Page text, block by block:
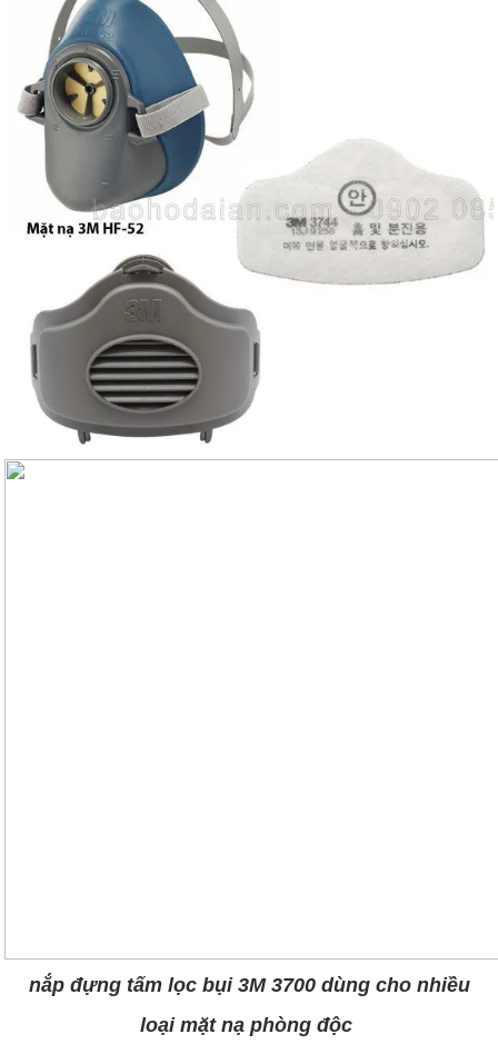
nắp đựng tấm lọc bụi 3M 3700 dùng cho nhiều
loại mặt nạ phòng độc